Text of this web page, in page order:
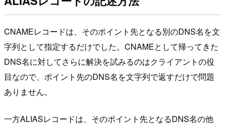
CNAMEレコードは、そのポイント先となる別のDNS名を文
字列として指定するだけでした。CNAMEとして帰ってきた
DNS名に対してさらに解決を試みるのはクライアントの役
目なので、ポイント先のDNS名を文字列で返すだけで問題
ありません。
一方ALIASレコードは、そのポイント先となるDNS名の他